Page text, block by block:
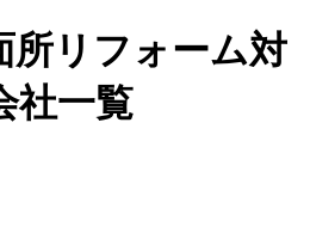
所リフォーム対
社一覧